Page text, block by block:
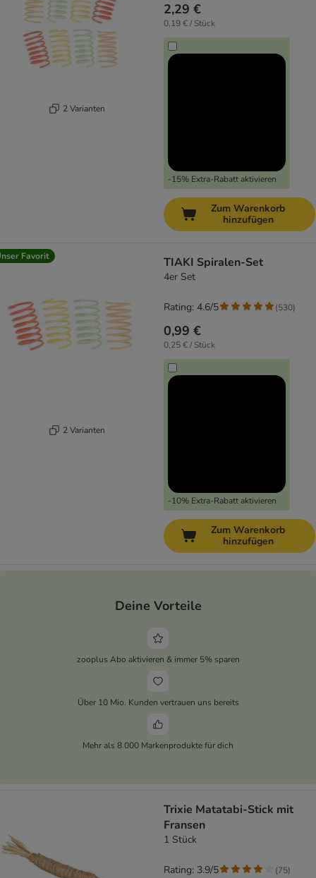
2 Varianten
2,29 €
0,19 € / Stück
-15% Extra-Rabatt aktivieren
Zum Warenkorb
hinzufügen
Favorit
2 Varianten
TIAKI Spiralen-Set
4er Set
0,99 €
0,25 € / Stück
-10% Extra-Rabatt aktivieren
Rating: 4.6/5 (530)
Zum Warenkorb
hinzufügen
Deine Vorteile
zooplus Abo aktivieren & immer 5% sparen
Über 10 Mio. Kunden vertrauen uns bereits
Mehr als 8.000 Markenprodukte für dich
Trixie Matatabi-Stick mit
Fransen
1 Stück
Rating: 3.9/5 (75)